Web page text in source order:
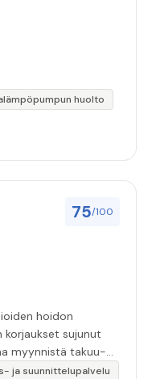
huolto
75/100
hoidon
korjaukset sujunut
ja suunnittelupalvelu